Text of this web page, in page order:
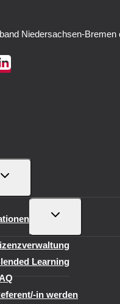
Niedersachsen-Bremen
UNTERMENÜ
UNTERMENÜ
Learning
in werden